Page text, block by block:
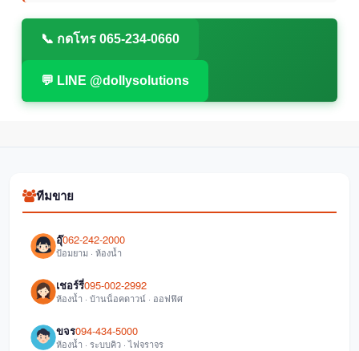
📞 กดโทร 065-234-0660
💬 LINE @dollysolutions
ทีมขาย
อุ๊062-242-2000
ป้อมยาม · ห้องน้ำ
เชอร์รี่095-002-2992
ห้องน้ำ · บ้านน็อคดาวน์ · ออฟฟิศ
ขจร094-434-5000
ห้องน้ำ · ระบบคิว · ไฟจราจร